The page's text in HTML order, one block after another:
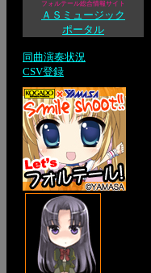
フォルテール総合情報サイト
ＡＳミュージック
ポータル
同曲演奏状況
CSV登録